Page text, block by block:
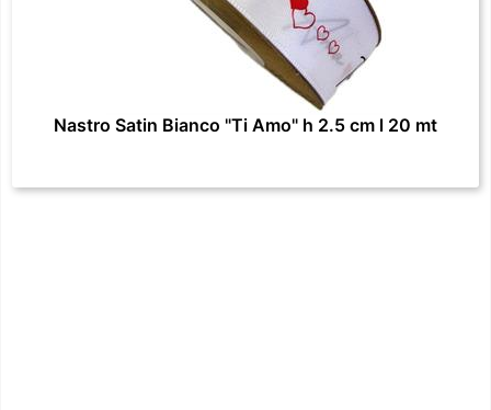
Nastro Satin Bianco "Ti Amo" h 2.5 cm l 20 mt